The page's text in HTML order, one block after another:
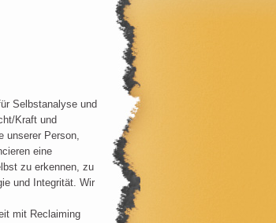
Selbstanalyse und
Kraft und
unserer Person,
eine
zu erkennen, zu
und Integrität. Wir
mit Reclaiming